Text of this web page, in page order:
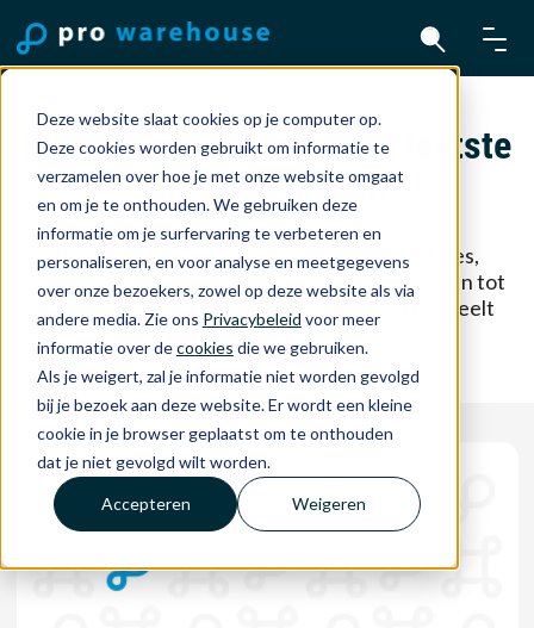
Deze website slaat cookies op je computer op.
Deze cookies worden gebruikt om informatie te
verzamelen over hoe je met onze website omgaat
en om je te onthouden. We gebruiken deze
informatie om je surfervaring te verbeteren en
personaliseren, en voor analyse en meetgegevens
over onze bezoekers, zowel op deze website als via
andere media. Zie ons Privacybeleid voor meer
informatie over decookies die we gebruiken.
Als je weigert, zal je informatie niet worden gevolgd
bij je bezoek aan deze website. Er wordt een kleine
cookie in je browser geplaatst om te onthouden
dat je niet gevolgd wilt worden.
Accepteren Weigeren
Blijf op de hoogte van de laatste
ontwikkelingen.
Blijf op de hoogte van onze nieuwste updates,
innovaties en mijlpalen. Van productlanceringen tot
samenwerkingen — hier vind je alles wat er speelt
binnen Pro Warehouse.